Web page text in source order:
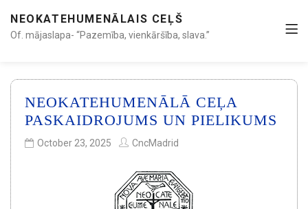
NEOKATEHUMENĀLAIS CEĻŠ
Of. mājaslapa- “Pazemība, vienkāršība, slava.”
NEOKATEHUMENĀLĀ CEĻA
PASKAIDROJUMS UN PIELIKUMS
October 23, 2025 CncMadrid